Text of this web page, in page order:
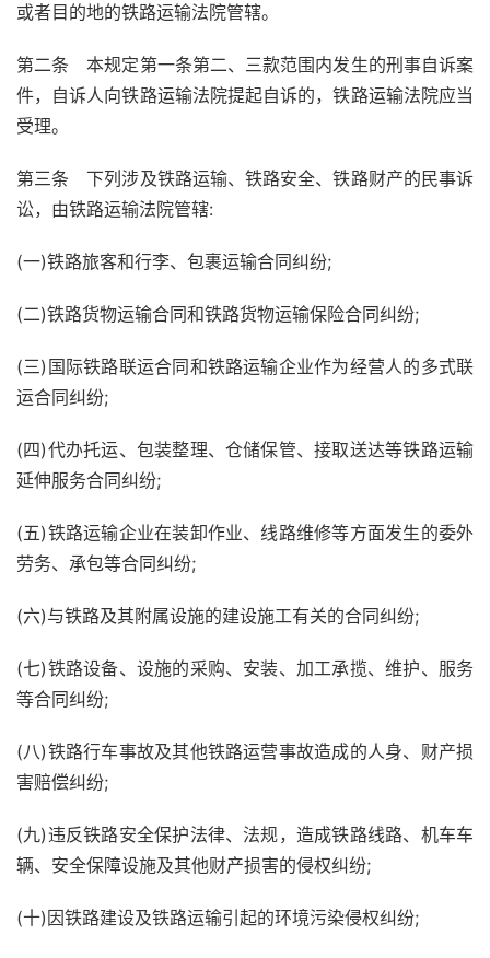
或者目的地的铁路运输法院管辖。
第二条 本规定第一条第二、三款范围内发生的刑事自诉案
件，自诉人向铁路运输法院提起自诉的，铁路运输法院应当
受理。
第三条 下列涉及铁路运输、铁路安全、铁路财产的民事诉
讼，由铁路运输法院管辖:
(一)铁路旅客和行李、包裹运输合同纠纷;
(二)铁路货物运输合同和铁路货物运输保险合同纠纷;
(三)国际铁路联运合同和铁路运输企业作为经营人的多式联
运合同纠纷;
(四)代办托运、包装整理、仓储保管、接取送达等铁路运输
延伸服务合同纠纷;
(五)铁路运输企业在装卸作业、线路维修等方面发生的委外
劳务、承包等合同纠纷;
(六)与铁路及其附属设施的建设施工有关的合同纠纷;
(七)铁路设备、设施的采购、安装、加工承揽、维护、服务
等合同纠纷;
(八)铁路行车事故及其他铁路运营事故造成的人身、财产损
害赔偿纠纷;
(九)违反铁路安全保护法律、法规，造成铁路线路、机车车
辆、安全保障设施及其他财产损害的侵权纠纷;
(十)因铁路建设及铁路运输引起的环境污染侵权纠纷;